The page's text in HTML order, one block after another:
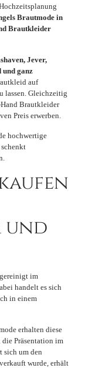
Brautmode in
Brautkleider
Jever,
ganz
auf
lassen. Gleichzeitig
Brautkleider
Preis erwerben.
hochwertige
und
im
handelt es sich
in einem
erhalten diese
die Präsentation im
sich um den
wurde, erhält